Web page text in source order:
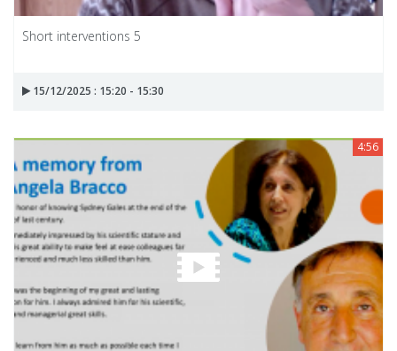
Short interventions 5
15/12/2025 : 15:20 - 15:30
4:56